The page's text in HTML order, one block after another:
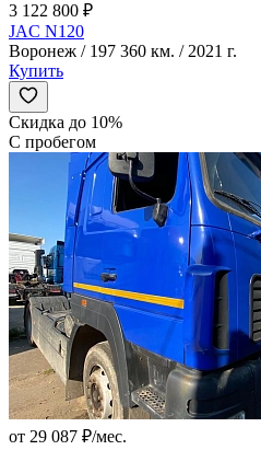
3 122 800 ₽
JAC N120
Воронеж / 197 360 км. / 2021 г.
Купить
Скидка до 10%
С пробегом
от 29 087 ₽/мес.